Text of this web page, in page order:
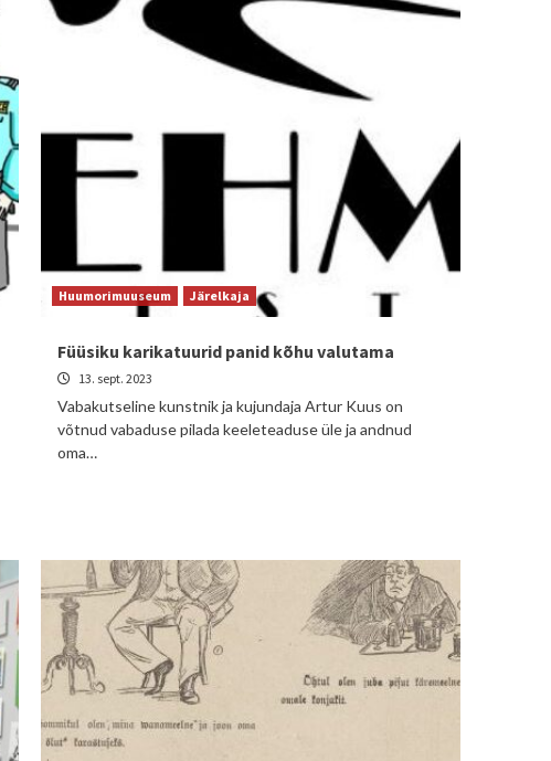
Huumorimuuseum Järelkaja
Füüsiku karikatuurid panid kõhu valutama
13. sept. 2023
Vabakutseline kunstnik ja kujundaja Artur Kuus on
võtnud vabaduse pilada keeleteaduse üle ja andnud
oma…